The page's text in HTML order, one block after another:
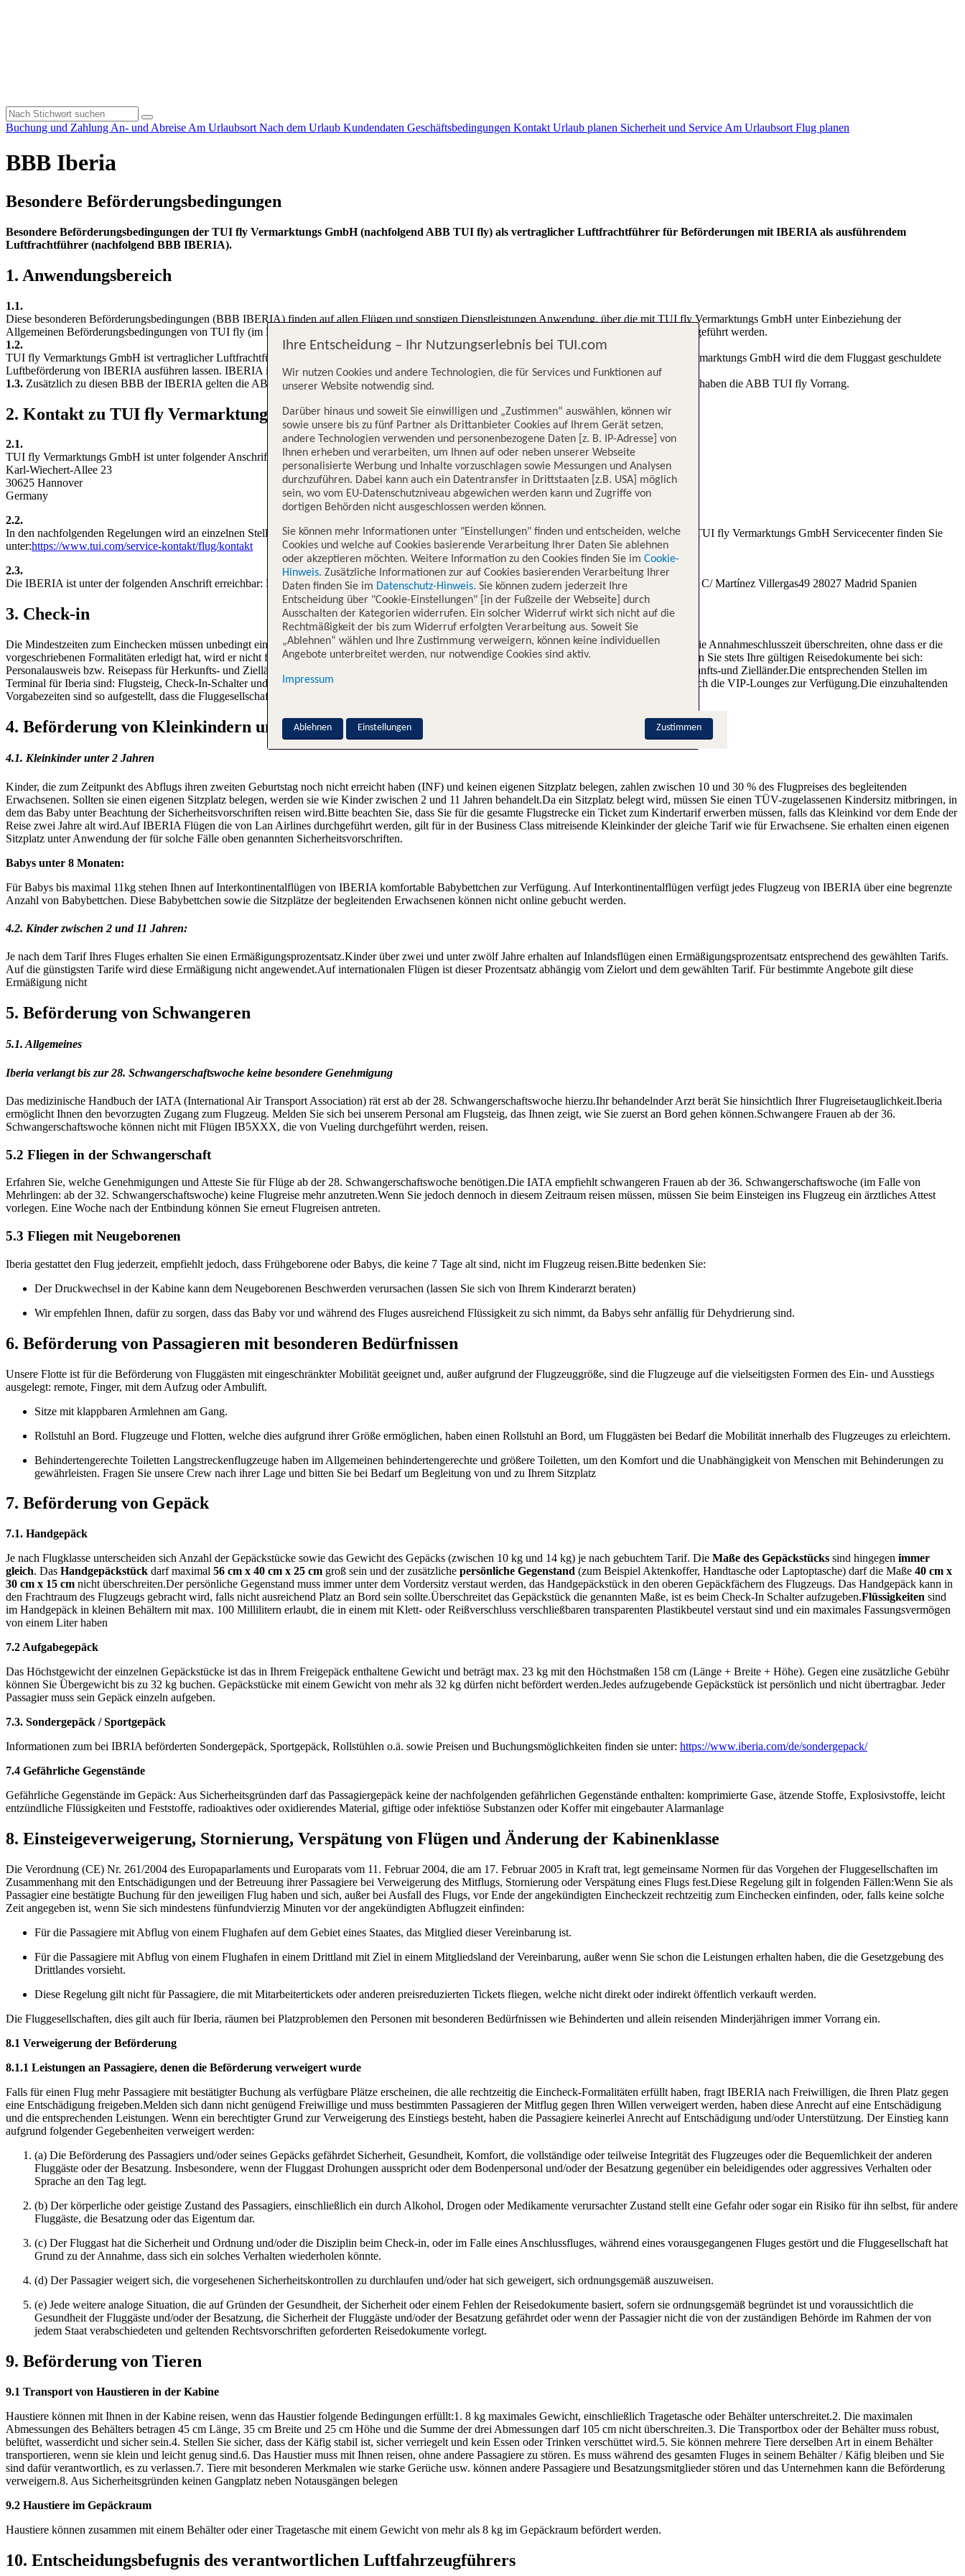
Buchung und Zahlung An- und Abreise Am Urlaubsort Nach dem Urlaub Kundendaten Geschäftsbedingungen Kontakt Urlaub planen Sicherheit und Service Am Urlaubsort Flug planen
BBB Iberia
Besondere Beförderungsbedingungen
Besondere Beförderungsbedingungen der TUI fly Vermarktungs GmbH (nachfolgend ABB TUI fly) als vertraglicher Luftfrachtführer für Beförderungen mit IBERIA als ausführendem
Luftfrachtführer (nachfolgend BBB IBERIA).
1. Anwendungsbereich
1.1.
Diese besonderen Beförderungsbedingungen (BBB IBERIA) finden auf allen Flügen und sonstigen Dienstleistungen Anwendung, über die mit TUI fly Vermarktungs GmbH unter Einbeziehung der
Allgemeinen Beförderungsbedingungen von TUI fly (im Folgenden ABB TUI fly genannt) ein Vertrag abgeschlossen wurde und die durch IBERIA ausgeführt werden.
1.2.
TUI fly Vermarktungs GmbH ist vertraglicher Luftfrachtführer i.S.d. luftverkehrsrechtlichen Vorschriften und Vertragspartner des Fluggastes. TUI fly Vermarktungs GmbH wird die dem Fluggast geschuldete
Luftbeförderung von IBERIA ausführen lassen. IBERIA ist ausführender Luftfrachtführer i.S.d. luftverkehrsrechtlichen Vorschriften.
1.3. Zusätzlich zu diesen BBB der IBERIA gelten die ABB TUI fly. Im Falle von Widersprüchen zwischen diesen BBB IBERIA und den ABB TUI fly, haben die ABB TUI fly Vorrang.
2. Kontakt zu TUI fly Vermarktungs GmbH und zu Iberia
2.1.
TUI fly Vermarktungs GmbH ist unter folgender Anschrift erreichbar: TUI fly Vermarktungs GmbH
Karl-Wiechert-Allee 23
30625 Hannover
Germany
2.2.
In den nachfolgenden Regelungen wird an einzelnen Stellen auf das TUI fly Vermarktungs GmbH Servicecenter verwiesen. Kontaktinformationen zum TUI fly Vermarktungs GmbH Servicecenter finden Sie
unter:https://www.tui.com/service-kontakt/flug/kontakt
2.3.
Die IBERIA ist unter der folgenden Anschrift erreichbar: LÍNEAS AÉREAS DE ESPAÑASOCIEDAD ANÓNIMA OPERADORA UNIPERSONAL C/ Martínez Villergas49 28027 Madrid Spanien
3. Check-in
Die Mindestzeiten zum Einchecken müssen unbedingt eingehalten werden, um einen pünktlichen Abflug gewährleisten zu können. Sollte der Passagier die Annahmeschlusszeit überschreiten, ohne dass er die
vorgeschriebenen Formalitäten erledigt hat, wird er nicht für den Flug zugelassen, ohne dass die Fluggesellschaft für die Ablehnung haftbar ist.Bitte führen Sie stets Ihre gültigen Reisedokumente bei sich:
Personalausweis bzw. Reisepass für Herkunfts- und Zielländer innerhalb der EU und den Schengen-Staaten, Reisepass und Visum für alle anderen Herkunfts-und Zielländer.Die entsprechenden Stellen im
Terminal für Iberia sind: Flugsteig, Check-In-Schalter und Iberia-Informationsschalter. Als Business-Class- bzw. Business-Plus-Passagier stehen Ihnen auch die VIP-Lounges zur Verfügung.Die einzuhaltenden
Vorgabezeiten sind so aufgestellt, dass die Fluggesellschaft sämtliche Anforderungen für die Abfertigung eines Fluges erfüllen kann.
4. Beförderung von Kleinkindern und Kindern
4.1. Kleinkinder unter 2 Jahren
Kinder, die zum Zeitpunkt des Abflugs ihren zweiten Geburtstag noch nicht erreicht haben (INF) und keinen eigenen Sitzplatz belegen, zahlen zwischen 10 und 30 % des Flugpreises des begleitenden
Erwachsenen. Sollten sie einen eigenen Sitzplatz belegen, werden sie wie Kinder zwischen 2 und 11 Jahren behandelt.Da ein Sitzplatz belegt wird, müssen Sie einen TÜV-zugelassenen Kindersitz mitbringen, in
dem das Baby unter Beachtung der Sicherheitsvorschriften reisen wird.Bitte beachten Sie, dass Sie für die gesamte Flugstrecke ein Ticket zum Kindertarif erwerben müssen, falls das Kleinkind vor dem Ende der
Reise zwei Jahre alt wird.Auf IBERIA Flügen die von Lan Airlines durchgeführt werden, gilt für in der Business Class mitreisende Kleinkinder der gleiche Tarif wie für Erwachsene. Sie erhalten einen eigenen
Sitzplatz unter Anwendung der für solche Fälle oben genannten Sicherheitsvorschriften.
Babys unter 8 Monaten:
Für Babys bis maximal 11kg stehen Ihnen auf Interkontinentalflügen von IBERIA komfortable Babybettchen zur Verfügung. Auf Interkontinentalflügen verfügt jedes Flugzeug von IBERIA über eine begrenzte
Anzahl von Babybettchen. Diese Babybettchen sowie die Sitzplätze der begleitenden Erwachsenen können nicht online gebucht werden.
4.2. Kinder zwischen 2 und 11 Jahren:
Je nach dem Tarif Ihres Fluges erhalten Sie einen Ermäßigungsprozentsatz.Kinder über zwei und unter zwölf Jahre erhalten auf Inlandsflügen einen Ermäßigungsprozentsatz entsprechend des gewählten Tarifs.
Auf die günstigsten Tarife wird diese Ermäßigung nicht angewendet.Auf internationalen Flügen ist dieser Prozentsatz abhängig vom Zielort und dem gewählten Tarif. Für bestimmte Angebote gilt diese
Ermäßigung nicht
5. Beförderung von Schwangeren
5.1. Allgemeines
Iberia verlangt bis zur 28. Schwangerschaftswoche keine besondere Genehmigung
Das medizinische Handbuch der IATA (International Air Transport Association) rät erst ab der 28. Schwangerschaftswoche hierzu.Ihr behandelnder Arzt berät Sie hinsichtlich Ihrer Flugreisetauglichkeit.Iberia
ermöglicht Ihnen den bevorzugten Zugang zum Flugzeug. Melden Sie sich bei unserem Personal am Flugsteig, das Ihnen zeigt, wie Sie zuerst an Bord gehen können.Schwangere Frauen ab der 36.
Schwangerschaftswoche können nicht mit Flügen IB5XXX, die von Vueling durchgeführt werden, reisen.
5.2 Fliegen in der Schwangerschaft
Erfahren Sie, welche Genehmigungen und Atteste Sie für Flüge ab der 28. Schwangerschaftswoche benötigen.Die IATA empfiehlt schwangeren Frauen ab der 36. Schwangerschaftswoche (im Falle von
Mehrlingen: ab der 32. Schwangerschaftswoche) keine Flugreise mehr anzutreten.Wenn Sie jedoch dennoch in diesem Zeitraum reisen müssen, müssen Sie beim Einsteigen ins Flugzeug ein ärztliches Attest
vorlegen. Eine Woche nach der Entbindung können Sie erneut Flugreisen antreten.
5.3 Fliegen mit Neugeborenen
Iberia gestattet den Flug jederzeit, empfiehlt jedoch, dass Frühgeborene oder Babys, die keine 7 Tage alt sind, nicht im Flugzeug reisen.Bitte bedenken Sie:
Der Druckwechsel in der Kabine kann dem Neugeborenen Beschwerden verursachen (lassen Sie sich von Ihrem Kinderarzt beraten)
Wir empfehlen Ihnen, dafür zu sorgen, dass das Baby vor und während des Fluges ausreichend Flüssigkeit zu sich nimmt, da Babys sehr anfällig für Dehydrierung sind.
6. Beförderung von Passagieren mit besonderen Bedürfnissen
Unsere Flotte ist für die Beförderung von Fluggästen mit eingeschränkter Mobilität geeignet und, außer aufgrund der Flugzeuggröße, sind die Flugzeuge auf die vielseitigsten Formen des Ein- und Ausstiegs
ausgelegt: remote, Finger, mit dem Aufzug oder Ambulift.
Sitze mit klappbaren Armlehnen am Gang.
Rollstuhl an Bord. Flugzeuge und Flotten, welche dies aufgrund ihrer Größe ermöglichen, haben einen Rollstuhl an Bord, um Fluggästen bei Bedarf die Mobilität innerhalb des Flugzeuges zu erleichtern.
Behindertengerechte Toiletten Langstreckenflugzeuge haben im Allgemeinen behindertengerechte und größere Toiletten, um den Komfort und die Unabhängigkeit von Menschen mit Behinderungen zu
gewährleisten. Fragen Sie unsere Crew nach ihrer Lage und bitten Sie bei Bedarf um Begleitung von und zu Ihrem Sitzplatz
7. Beförderung von Gepäck
7.1. Handgepäck
Je nach Flugklasse unterscheiden sich Anzahl der Gepäckstücke sowie das Gewicht des Gepäcks (zwischen 10 kg und 14 kg) je nach gebuchtem Tarif. Die Maße des Gepäckstücks sind hingegen immer
gleich. Das Handgepäckstück darf maximal 56 cm x 40 cm x 25 cm groß sein und der zusätzliche persönliche Gegenstand (zum Beispiel Aktenkoffer, Handtasche oder Laptoptasche) darf die Maße 40 cm x
30 cm x 15 cm nicht überschreiten.Der persönliche Gegenstand muss immer unter dem Vordersitz verstaut werden, das Handgepäckstück in den oberen Gepäckfächern des Flugzeugs. Das Handgepäck kann in
den Frachtraum des Flugzeugs gebracht wird, falls nicht ausreichend Platz an Bord sein sollte.Überschreitet das Gepäckstück die genannten Maße, ist es beim Check-In Schalter aufzugeben.Flüssigkeiten sind
im Handgepäck in kleinen Behältern mit max. 100 Millilitern erlaubt, die in einem mit Klett- oder Reißverschluss verschließbaren transparenten Plastikbeutel verstaut sind und ein maximales Fassungsvermögen
von einem Liter haben
7.2 Aufgabegepäck
Das Höchstgewicht der einzelnen Gepäckstücke ist das in Ihrem Freigepäck enthaltene Gewicht und beträgt max. 23 kg mit den Höchstmaßen 158 cm (Länge + Breite + Höhe). Gegen eine zusätzliche Gebühr
können Sie Übergewicht bis zu 32 kg buchen. Gepäckstücke mit einem Gewicht von mehr als 32 kg dürfen nicht befördert werden.Jedes aufzugebende Gepäckstück ist persönlich und nicht übertragbar. Jeder
Passagier muss sein Gepäck einzeln aufgeben.
7.3. Sondergepäck / Sportgepäck
Informationen zum bei IBRIA beförderten Sondergepäck, Sportgepäck, Rollstühlen o.ä. sowie Preisen und Buchungsmöglichkeiten finden sie unter: https://www.iberia.com/de/sondergepack/
7.4 Gefährliche Gegenstände
Gefährliche Gegenstände im Gepäck: Aus Sicherheitsgründen darf das Passagiergepäck keine der nachfolgenden gefährlichen Gegenstände enthalten: komprimierte Gase, ätzende Stoffe, Explosivstoffe, leicht
entzündliche Flüssigkeiten und Feststoffe, radioaktives oder oxidierendes Material, giftige oder infektiöse Substanzen oder Koffer mit eingebauter Alarmanlage
8. Einsteigeverweigerung, Stornierung, Verspätung von Flügen und Änderung der Kabinenklasse
Die Verordnung (CE) Nr. 261/2004 des Europaparlaments und Europarats vom 11. Februar 2004, die am 17. Februar 2005 in Kraft trat, legt gemeinsame Normen für das Vorgehen der Fluggesellschaften im
Zusammenhang mit den Entschädigungen und der Betreuung ihrer Passagiere bei Verweigerung des Mitflugs, Stornierung oder Verspätung eines Flugs fest.Diese Regelung gilt in folgenden Fällen:Wenn Sie als
Passagier eine bestätigte Buchung für den jeweiligen Flug haben und sich, außer bei Ausfall des Flugs, vor Ende der angekündigten Eincheckzeit rechtzeitig zum Einchecken einfinden, oder, falls keine solche
Zeit angegeben ist, wenn Sie sich mindestens fünfundvierzig Minuten vor der angekündigten Abflugzeit einfinden:
Für die Passagiere mit Abflug von einem Flughafen auf dem Gebiet eines Staates, das Mitglied dieser Vereinbarung ist.
Für die Passagiere mit Abflug von einem Flughafen in einem Drittland mit Ziel in einem Mitgliedsland der Vereinbarung, außer wenn Sie schon die Leistungen erhalten haben, die die Gesetzgebung des
Drittlandes vorsieht.
Diese Regelung gilt nicht für Passagiere, die mit Mitarbeitertickets oder anderen preisreduzierten Tickets fliegen, welche nicht direkt oder indirekt öffentlich verkauft werden.
Die Fluggesellschaften, dies gilt auch für Iberia, räumen bei Platzproblemen den Personen mit besonderen Bedürfnissen wie Behinderten und allein reisenden Minderjährigen immer Vorrang ein.
8.1 Verweigerung der Beförderung
8.1.1 Leistungen an Passagiere, denen die Beförderung verweigert wurde
Falls für einen Flug mehr Passagiere mit bestätigter Buchung als verfügbare Plätze erscheinen, die alle rechtzeitig die Eincheck-Formalitäten erfüllt haben, fragt IBERIA nach Freiwilligen, die Ihren Platz gegen
eine Entschädigung freigeben.Melden sich dann nicht genügend Freiwillige und muss bestimmten Passagieren der Mitflug gegen Ihren Willen verweigert werden, haben diese Anrecht auf eine Entschädigung
und die entsprechenden Leistungen. Wenn ein berechtigter Grund zur Verweigerung des Einstiegs besteht, haben die Passagiere keinerlei Anrecht auf Entschädigung und/oder Unterstützung. Der Einstieg kann
aufgrund folgender Gegebenheiten verweigert werden:
(a) Die Beförderung des Passagiers und/oder seines Gepäcks gefährdet Sicherheit, Gesundheit, Komfort, die vollständige oder teilweise Integrität des Flugzeuges oder die Bequemlichkeit der anderen
Fluggäste oder der Besatzung. Insbesondere, wenn der Fluggast Drohungen ausspricht oder dem Bodenpersonal und/oder der Besatzung gegenüber ein beleidigendes oder aggressives Verhalten oder
Sprache an den Tag legt.
(b) Der körperliche oder geistige Zustand des Passagiers, einschließlich ein durch Alkohol, Drogen oder Medikamente verursachter Zustand stellt eine Gefahr oder sogar ein Risiko für ihn selbst, für andere
Fluggäste, die Besatzung oder das Eigentum dar.
(c) Der Fluggast hat die Sicherheit und Ordnung und/oder die Disziplin beim Check-in, oder im Falle eines Anschlussfluges, während eines vorausgegangenen Fluges gestört und die Fluggesellschaft hat
Grund zu der Annahme, dass sich ein solches Verhalten wiederholen könnte.
(d) Der Passagier weigert sich, die vorgesehenen Sicherheitskontrollen zu durchlaufen und/oder hat sich geweigert, sich ordnungsgemäß auszuweisen.
(e) Jede weitere analoge Situation, die auf Gründen der Gesundheit, der Sicherheit oder einem Fehlen der Reisedokumente basiert, sofern sie ordnungsgemäß begründet ist und voraussichtlich die
Gesundheit der Fluggäste und/oder der Besatzung, die Sicherheit der Fluggäste und/oder der Besatzung gefährdet oder wenn der Passagier nicht die von der zuständigen Behörde im Rahmen der von
jedem Staat verabschiedeten und geltenden Rechtsvorschriften geforderten Reisedokumente vorlegt.
9. Beförderung von Tieren
9.1 Transport von Haustieren in der Kabine
Haustiere können mit Ihnen in der Kabine reisen, wenn das Haustier folgende Bedingungen erfüllt:1. 8 kg maximales Gewicht, einschließlich Tragetasche oder Behälter unterschreitet.2. Die maximalen
Abmessungen des Behälters betragen 45 cm Länge, 35 cm Breite und 25 cm Höhe und die Summe der drei Abmessungen darf 105 cm nicht überschreiten.3. Die Transportbox oder der Behälter muss robust,
belüftet, wasserdicht und sicher sein.4. Stellen Sie sicher, dass der Käfig stabil ist, sicher verriegelt und kein Essen oder Trinken verschüttet wird.5. Sie können mehrere Tiere derselben Art in einem Behälter
transportieren, wenn sie klein und leicht genug sind.6. Das Haustier muss mit Ihnen reisen, ohne andere Passagiere zu stören. Es muss während des gesamten Fluges in seinem Behälter / Käfig bleiben und Sie
sind dafür verantwortlich, es zu verlassen.7. Tiere mit besonderen Merkmalen wie starke Gerüche usw. können andere Passagiere und Besatzungsmitglieder stören und das Unternehmen kann die Beförderung
verweigern.8. Aus Sicherheitsgründen keinen Gangplatz neben Notausgängen belegen
9.2 Haustiere im Gepäckraum
Haustiere können zusammen mit einem Behälter oder einer Tragetasche mit einem Gewicht von mehr als 8 kg im Gepäckraum befördert werden.
10. Entscheidungsbefugnis des verantwortlichen Luftfahrzeugführers
Ihre Entscheidung – Ihr Nutzungserlebnis bei TUI.com
Wir nutzen Cookies und andere Technologien, die für Services und Funktionen auf
unserer Website notwendig sind.
Darüber hinaus und soweit Sie einwilligen und „Zustimmen“ auswählen, können wir
sowie unsere bis zu fünf Partner als Drittanbieter Cookies auf Ihrem Gerät setzen,
andere Technologien verwenden und personenbezogene Daten [z. B. IP-Adresse] von
Ihnen erheben und verarbeiten, um Ihnen auf oder neben unserer Webseite
personalisierte Werbung und Inhalte vorzuschlagen sowie Messungen und Analysen
durchzuführen. Dabei kann auch ein Datentransfer in Drittstaaten [z.B. USA] möglich
sein, wo vom EU-Datenschutzniveau abgewichen werden kann und Zugriffe von
dortigen Behörden nicht ausgeschlossen werden können.
Sie können mehr Informationen unter "Einstellungen" finden und entscheiden, welche
Cookies und welche auf Cookies basierende Verarbeitung Ihrer Daten Sie ablehnen
oder akzeptieren möchten. Weitere Information zu den Cookies finden Sie im Cookie-
Hinweis. Zusätzliche Informationen zur auf Cookies basierenden Verarbeitung Ihrer
Daten finden Sie im Datenschutz-Hinweis. Sie können zudem jederzeit Ihre
Entscheidung über "Cookie-Einstellungen" [in der Fußzeile der Webseite] durch
Ausschalten der Kategorien widerrufen. Ein solcher Widerruf wirkt sich nicht auf die
Rechtmäßigkeit der bis zum Widerruf erfolgten Verarbeitung aus. Soweit Sie
„Ablehnen“ wählen und Ihre Zustimmung verweigern, können keine individuellen
Angebote unterbreitet werden, nur notwendige Cookies sind aktiv.
Impressum
Zustimmen
Ablehnen Einstellungen